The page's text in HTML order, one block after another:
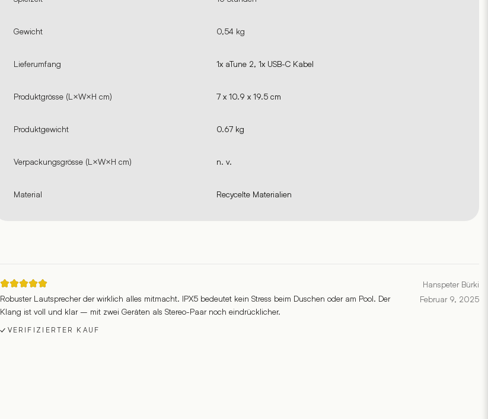
Gewicht 0,54 kg
Lieferumfang 1x aTune 2, 1x USB-C Kabel
Produktgrösse (L×W×H cm) 7 x 10.9 x 19.5 cm
Produktgewicht 0.67 kg
Verpackungsgrösse (L×W×H cm) n. v.
Material Recycelte Materialien
Hanspeter Bürki
Februar 9, 2025
Robuster Lautsprecher der wirklich alles mitmacht. IPX5 bedeutet kein Stress beim Duschen oder am Pool. Der
Klang ist voll und klar – mit zwei Geräten als Stereo-Paar noch eindrücklicher.
VERIFIZIERTER KAUF